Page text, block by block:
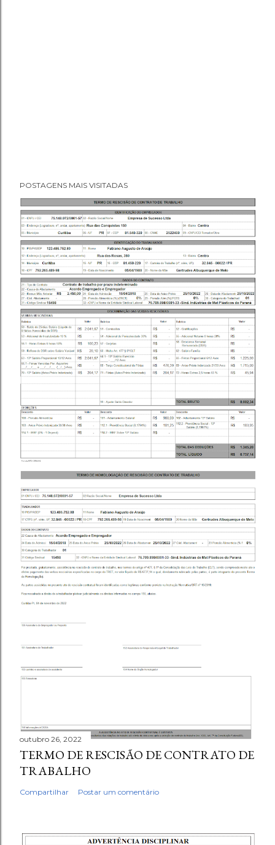
POSTAGENS MAIS VISITADAS
outubro 26, 2022
TERMO DE RESCISÃO DE CONTRATO DE
TRABALHO
Compartilhar Postar um comentário